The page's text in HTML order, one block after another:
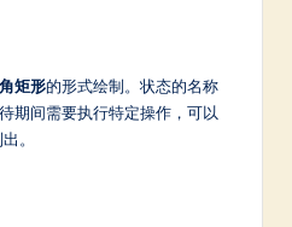
矩形的形式绘制。状态的名称
期间需要执行特定操作，可以
。